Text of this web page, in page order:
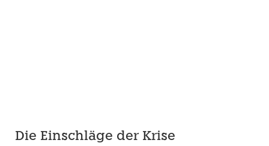
Die Einschläge der Krise